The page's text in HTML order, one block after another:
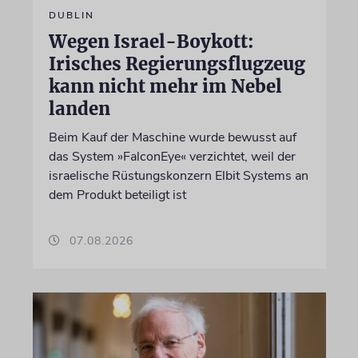
DUBLIN
Wegen Israel-Boykott:
Irisches Regierungsflugzeug
kann nicht mehr im Nebel
landen
Beim Kauf der Maschine wurde bewusst auf
das System »FalconEye« verzichtet, weil der
israelische Rüstungskonzern Elbit Systems an
dem Produkt beteiligt ist
07.08.2026